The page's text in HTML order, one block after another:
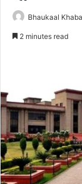
Bhaukaal
2 minutes read